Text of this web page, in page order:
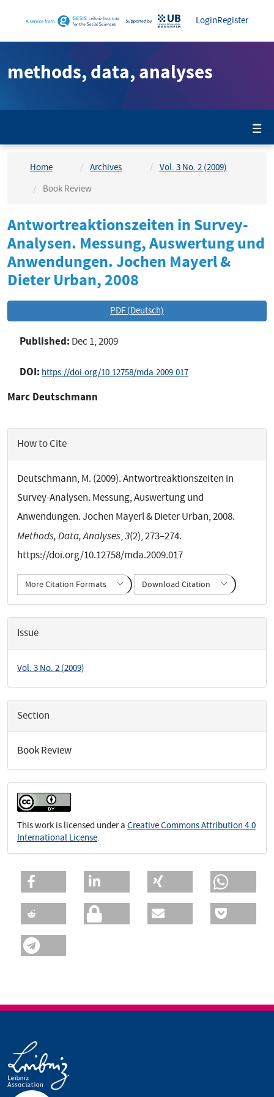
Navigation
Main
Sidebar
LoginRegister
methods, data, analyses
Home Archives
Vol. 3 No. 2 (2009)
Book Review
Antwortreaktionszeiten in Survey-
Analysen. Messung, Auswertung und
Anwendungen. Jochen Mayerl &
Dieter Urban, 2008
PDF (Deutsch)
Published: Dec 1, 2009
DOI: https://doi.org/10.12758/mda.2009.017
Main
Content
Marc Deutschmann
Article
Details
How to Cite
Deutschmann, M. (2009). Antwortreaktionszeiten in
Survey-Analysen. Messung, Auswertung und
Anwendungen. Jochen Mayerl & Dieter Urban, 2008.
Methods, Data, Analyses,3(2), 273–274.
https://doi.org/10.12758/mda.2009.017
More Citation Formats Download Citation
Issue
Vol. 3 No. 2 (2009)
Section
Book Review
This work is licensed under a Creative Commons Attribution 4.0
International License.